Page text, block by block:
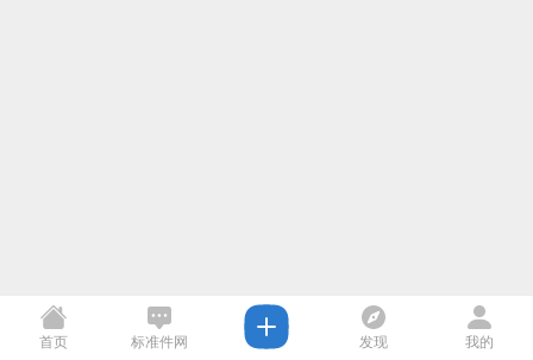
首页 标准件网 发现 我的